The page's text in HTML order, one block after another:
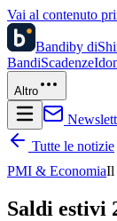
Vai al contenuto
Bandiby
BandiScadenze
Altro
Tutte le notizie
PMI & EconomiaIl
Saldi estivi